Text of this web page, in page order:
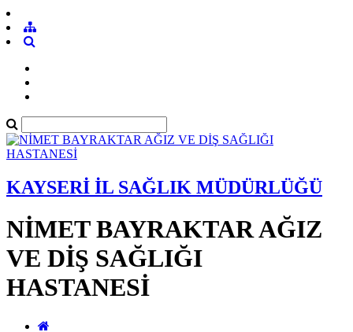
KAYSERİ İL SAĞLIK MÜDÜRLÜĞÜ
NİMET BAYRAKTAR AĞIZ
VE DİŞ SAĞLIĞI
HASTANESİ